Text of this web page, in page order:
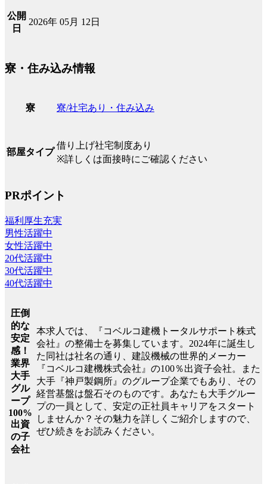
公開
日
2026年 05月 12日
寮・住み込み情報
寮 寮/社宅あり・住み込み
部屋タイプ
借り上げ社宅制度あり
※詳しくは面接時にご確認ください
PRポイント
福利厚生充実
男性活躍中
女性活躍中
20代活躍中
30代活躍中
40代活躍中
圧倒
的な
安定
感！
業界
大手
グル
ープ
100%
出資
の子
会社
本求人では、『コベルコ建機トータルサポート株式
会社』の整備士を募集しています。2024年に誕生し
た同社は社名の通り、建設機械の世界的メーカー
『コベルコ建機株式会社』の100％出資子会社。また
大手『神戸製鋼所』のグループ企業でもあり、その
経営基盤は盤石そのものです。あなたも大手グルー
プの一員として、安定の正社員キャリアをスタート
しませんか？その魅力を詳しくご紹介しますので、
ぜひ続きをお読みください。